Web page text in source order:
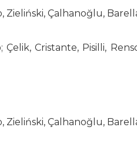
Zieliński, Çalhanoğlu,
Cristante, Pisilli,
Zieliński, Çalhanoğlu,